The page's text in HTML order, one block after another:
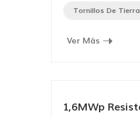
sin vertido de
Tornillos De
Ver Más
1,6MWp